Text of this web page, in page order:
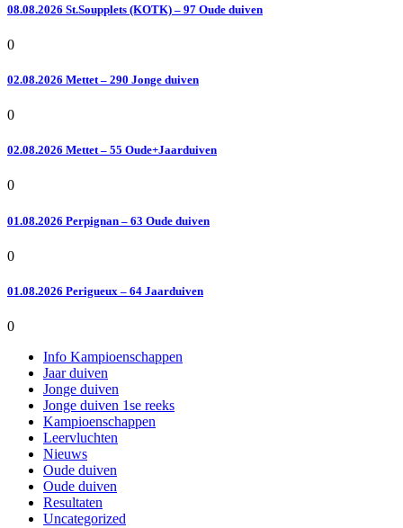
08.08.2026 St.Soupplets (KOTK) – 97 Oude duiven
0
02.08.2026 Mettet – 290 Jonge duiven
0
02.08.2026 Mettet – 55 Oude+Jaarduiven
0
01.08.2026 Perpignan – 63 Oude duiven
0
01.08.2026 Perigueux – 64 Jaarduiven
0
Info Kampioenschappen
Jaar duiven
Jonge duiven
Jonge duiven 1se reeks
Kampioenschappen
Leervluchten
Nieuws
Oude duiven
Oude duiven
Resultaten
Uncategorized